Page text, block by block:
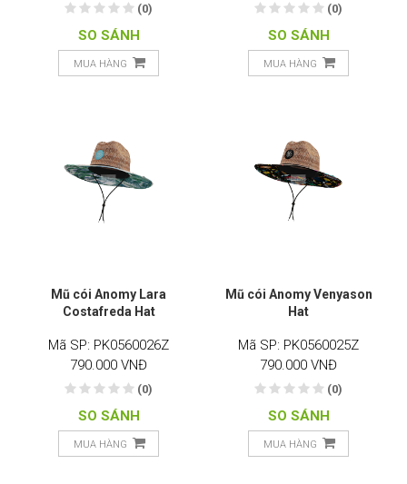
(0)
SO SÁNH
MUA HÀNG
(0)
SO SÁNH
MUA HÀNG
Mũ cói Anomy Lara
Costafreda Hat
Mã SP: PK0560026Z
790.000 VNĐ
(0)
SO SÁNH
MUA HÀNG
Mũ cói Anomy Venyason
Hat
Mã SP: PK0560025Z
790.000 VNĐ
(0)
SO SÁNH
MUA HÀNG